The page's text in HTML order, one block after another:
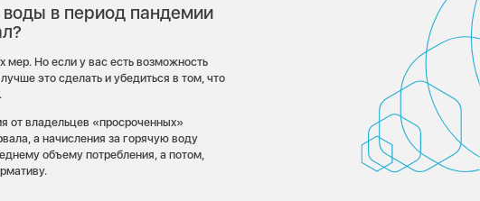
воды в период пандемии
мер. Но если у вас есть возможность
это сделать и убедиться в том, что
от владельцев «просроченных»
а начисления за горячую воду
объему потребления, а потом,